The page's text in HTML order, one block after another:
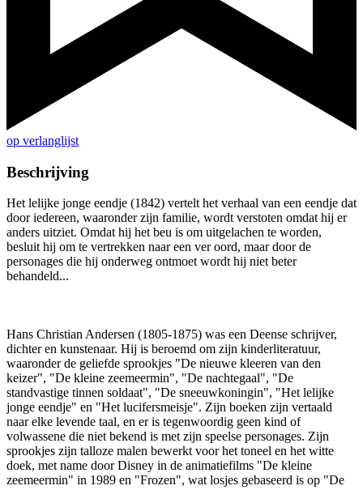
op verlanglijst
Beschrijving
Het lelijke jonge eendje (1842) vertelt het verhaal van een eendje dat
door iedereen, waaronder zijn familie, wordt verstoten omdat hij er
anders uitziet. Omdat hij het beu is om uitgelachen te worden,
besluit hij om te vertrekken naar een ver oord, maar door de
personages die hij onderweg ontmoet wordt hij niet beter
behandeld...
Hans Christian Andersen (1805-1875) was een Deense schrijver,
dichter en kunstenaar. Hij is beroemd om zijn kinderliteratuur,
waaronder de geliefde sprookjes "De nieuwe kleeren van den
keizer", "De kleine zeemeermin", "De nachtegaal", "De
standvastige tinnen soldaat", "De sneeuwkoningin", "Het lelijke
jonge eendje" en "Het lucifersmeisje". Zijn boeken zijn vertaald
naar elke levende taal, en er is tegenwoordig geen kind of
volwassene die niet bekend is met zijn speelse personages. Zijn
sprookjes zijn talloze malen bewerkt voor het toneel en het witte
doek, met name door Disney in de animatiefilms "De kleine
zeemeermin" in 1989 en "Frozen", wat losjes gebaseerd is op "De